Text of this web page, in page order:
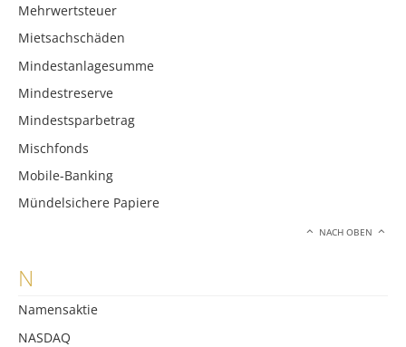
Mehrwertsteuer
Mietsachschäden
Mindestanlagesumme
Mindestreserve
Mindestsparbetrag
Mischfonds
Mobile-Banking
Mündelsichere Papiere
NACH OBEN
N
Namensaktie
NASDAQ